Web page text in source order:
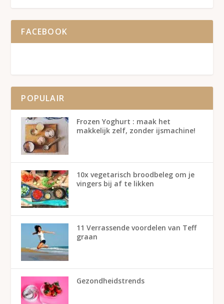
FACEBOOK
POPULAIR
Frozen Yoghurt : maak het
makkelijk zelf, zonder ijsmachine!
10x vegetarisch broodbeleg om je
vingers bij af te likken
11 Verrassende voordelen van Teff
graan
Gezondheidstrends